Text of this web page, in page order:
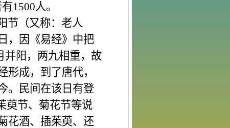
1500人。
节（又称：老人
，因《易经》中把
并阳，两九相重，故
成，到了唐代，
。民间在该日有登
萸节、菊花节等说
花酒、插茱萸、还